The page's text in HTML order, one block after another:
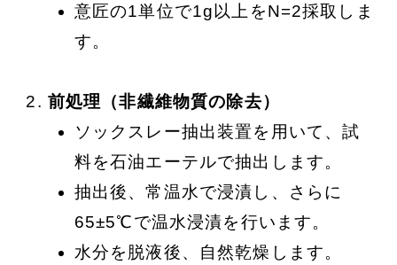
意匠の1単位で1g以上をN=2採取しま
す。
前処理（非繊維物質の除去）
ソックスレー抽出装置を用いて、試
料を石油エーテルで抽出します。
抽出後、常温水で浸漬し、さらに
65±5℃で温水浸漬を行います。
水分を脱液後、自然乾燥します。